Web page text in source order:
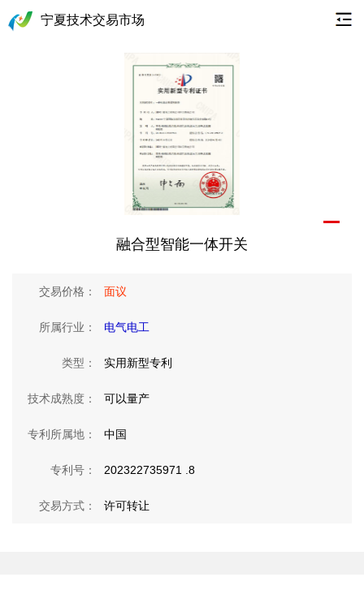
宁夏技术交易市场
融合型智能一体开关
交易价格： 面议
所属行业： 电气电工
类型： 实用新型专利
技术成熟度： 可以量产
专利所属地： 中国
专利号： 202322735971 .8
交易方式： 许可转让